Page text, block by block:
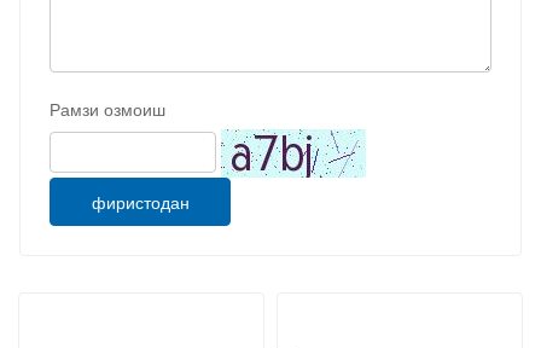
Рамзи озмоиш
фиристодан